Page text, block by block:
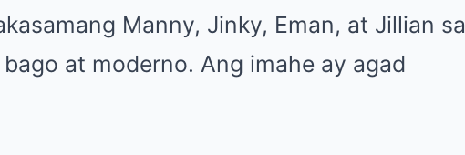
Manny, Jinky, Eman, at Jillian sa
at moderno. Ang imahe ay agad